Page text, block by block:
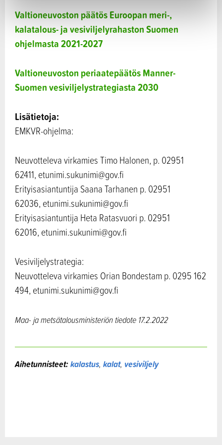
Valtioneuvoston päätös Euroopan meri-,
kalatalous- ja vesiviljelyrahaston Suomen
ohjelmasta 2021-2027
Valtioneuvoston periaatepäätös Manner-
Suomen vesiviljelystrategiasta 2030
Lisätietoja:
EMKVR-ohjelma:
Neuvotteleva virkamies Timo Halonen, p. 02951
62411, etunimi.sukunimi@gov.fi
Erityisasiantuntija Saana Tarhanen p. 02951
62036, etunimi.sukunimi@gov.fi
Erityisasiantuntija Heta Ratasvuori p. 02951
62016, etunimi.sukunimi@gov.fi
Vesiviljelystrategia:
Neuvotteleva virkamies Orian Bondestam p. 0295 162
494, etunimi.sukunimi@gov.fi
Maa- ja metsätalousministeriön tiedote 17.2.2022
Aihetunnisteet:kalastus, kalat, vesiviljely